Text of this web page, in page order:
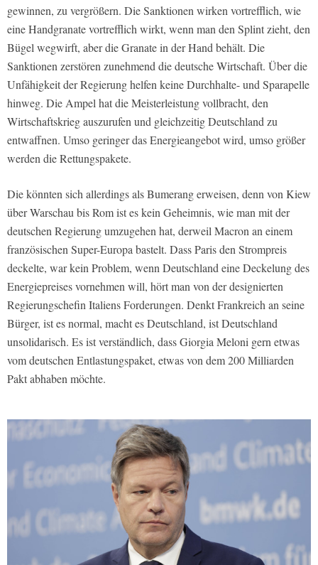
gewinnen, zu vergrößern. Die Sanktionen wirken vortrefflich, wie
eine Handgranate vortrefflich wirkt, wenn man den Splint zieht, den
Bügel wegwirft, aber die Granate in der Hand behält. Die
Sanktionen zerstören zunehmend die deutsche Wirtschaft. Über die
Unfähigkeit der Regierung helfen keine Durchhalte- und Sparapelle
hinweg. Die Ampel hat die Meisterleistung vollbracht, den
Wirtschaftskrieg auszurufen und gleichzeitig Deutschland zu
entwaffnen. Umso geringer das Energieangebot wird, umso größer
werden die Rettungspakete.
Die könnten sich allerdings als Bumerang erweisen, denn von Kiew
über Warschau bis Rom ist es kein Geheimnis, wie man mit der
deutschen Regierung umzugehen hat, derweil Macron an einem
französischen Super-Europa bastelt. Dass Paris den Strompreis
deckelte, war kein Problem, wenn Deutschland eine Deckelung des
Energiepreises vornehmen will, hört man von der designierten
Regierungschefin Italiens Forderungen. Denkt Frankreich an seine
Bürger, ist es normal, macht es Deutschland, ist Deutschland
unsolidarisch. Es ist verständlich, dass Giorgia Meloni gern etwas
vom deutschen Entlastungspaket, etwas von dem 200 Milliarden
Pakt abhaben möchte.